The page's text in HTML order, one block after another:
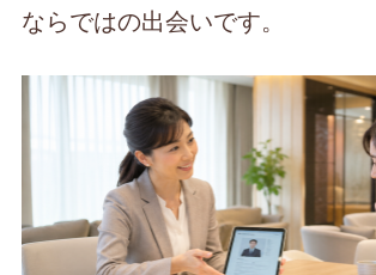
ならではの出会いです。